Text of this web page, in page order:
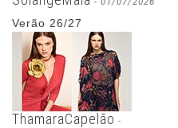
Verão 26/27
ThamaraCapelão -